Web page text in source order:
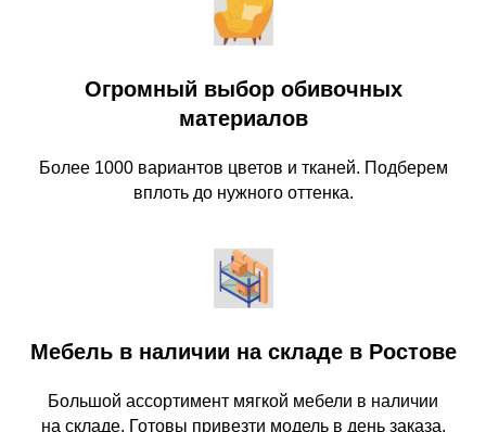
Огромный выбор обивочных
материалов
Более 1000 вариантов цветов и тканей. Подберем
вплоть до нужного оттенка.
Мебель в наличии на складе в Ростове
Большой ассортимент мягкой мебели в наличии
на складе. Готовы привезти модель в день заказа.